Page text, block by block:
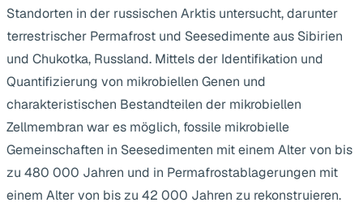
Standorten in der russischen Arktis untersucht, darunter
terrestrischer Permafrost und Seesedimente aus Sibirien
und Chukotka, Russland. Mittels der Identifikation und
Quantifizierung von mikrobiellen Genen und
charakteristischen Bestandteilen der mikrobiellen
Zellmembran war es möglich, fossile mikrobielle
Gemeinschaften in Seesedimenten mit einem Alter von bis
zu 480 000 Jahren und in Permafrostablagerungen mit
einem Alter von bis zu 42 000 Jahren zu rekonstruieren.